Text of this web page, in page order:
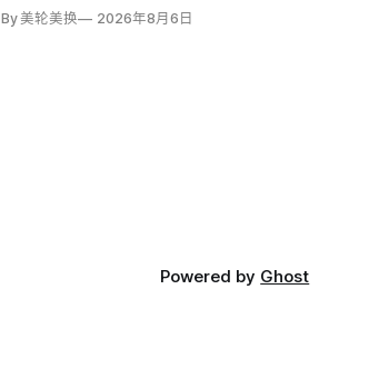
By 美轮美换 2026年8月6日
Powered by Ghost